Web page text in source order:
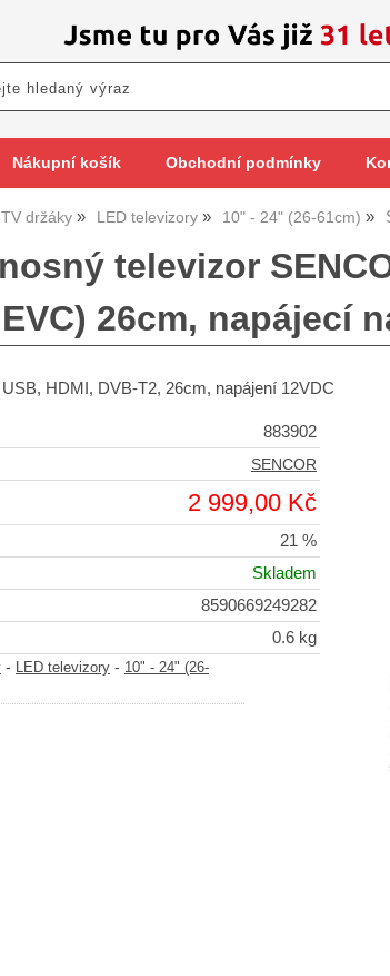
Nákupní košík Obchodní podmínky
držáky LED televizory 10" - 24" (26-61cm)
televizor
26cm, napájecí
HDMI, DVB-T2, 26cm, napájení 12VDC
883902
SENCOR
2 999,00 Kč
21 %
Skladem
8590669249282
0.6 kg
- LED televizory - 10" - 24" (26-